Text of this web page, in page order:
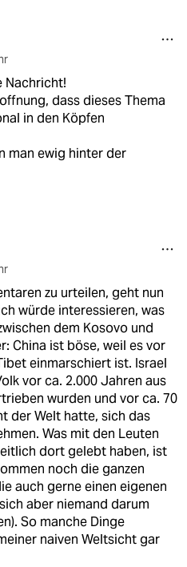
Nachricht!
dass dieses Thema
in den Köpfen
man ewig hinter der
zu urteilen, geht nun
würde interessieren, was
dem Kosovo und
China ist böse, weil es vor
einmarschiert ist. Israel
vor ca. 2.000 Jahren aus
wurden und vor ca. 70
der Welt hatte, sich das
Was mit den Leuten
dort gelebt haben, ist
noch die ganzen
auch gerne einen eigenen
aber niemand darum
So manche Dinge
naiven Weltsicht gar